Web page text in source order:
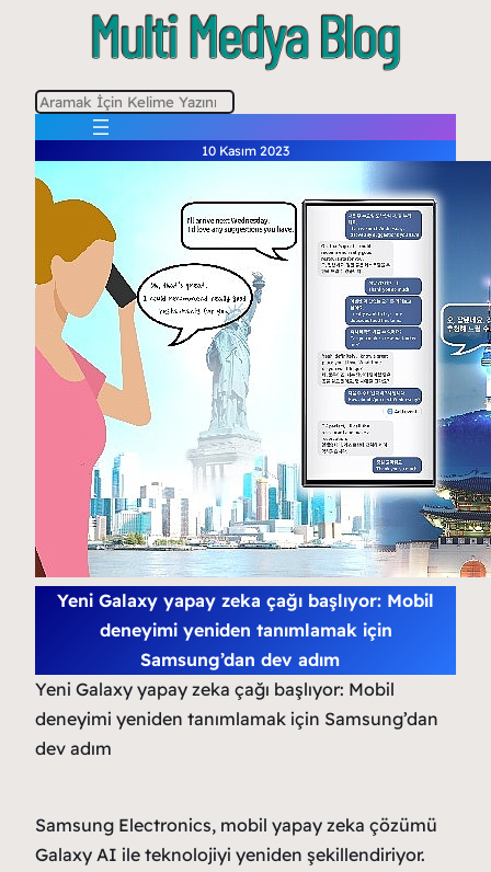
A
a
10 Kasım 2023
Yeni Galaxy yapay zeka çağı başlıyor: Mobil
deneyimi yeniden tanımlamak için
Samsung’dan dev adım
Yeni Galaxy yapay zeka çağı başlıyor: Mobil
deneyimi yeniden tanımlamak için Samsung’dan
dev adım
Samsung Electronics, mobil yapay zeka çözümü
Galaxy AI ile teknolojiyi yeniden şekillendiriyor.